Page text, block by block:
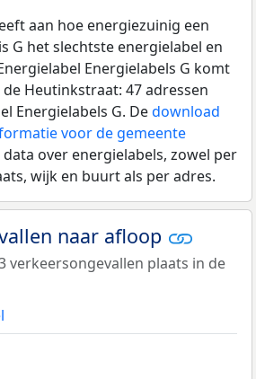
aan hoe energiezuinig een
G het slechtste energielabel en
Energielabels G komt
Heutinkstraat: 47 adressen
Energielabels G. Dedownload
voor de gemeente
data over energielabels, zowel per
wijk en buurt als per adres.
naar afloop
verkeersongevallen plaats in de